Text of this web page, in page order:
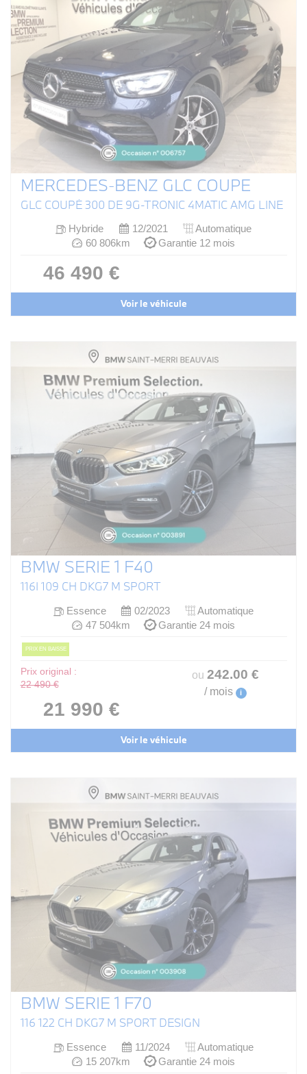
MERCEDES-BENZ GLC COUPE
GLC COUPÉ 300 DE 9G-TRONIC 4MATIC AMG LINE
Hybride 12/2021
Automatique
60 806km
Garantie 12 mois
46 490 €
Voir le véhicule
BMW SERIE 1 F40
116I 109 CH DKG7 M SPORT
Essence 02/2023
Automatique
47 504km
Garantie 24 mois
PRIX EN BAISSE
Prix original :
22 490 €
21 990 €
ou 242.00 €
/ mois i
Voir le véhicule
BMW SERIE 1 F70
116 122 CH DKG7 M SPORT DESIGN
Essence 11/2024
Automatique
15 207km
Garantie 24 mois